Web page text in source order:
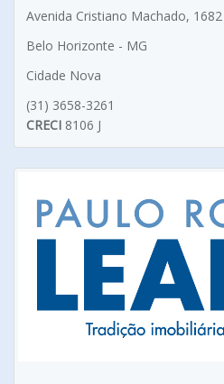
Avenida Cristiano Machado, 1682
Belo Horizonte - MG
Cidade Nova
(31) 3658-3261
CRECI 8106 J